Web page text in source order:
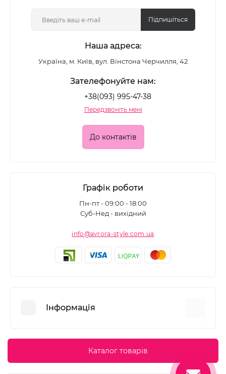
Підпишіться
Наша адреса:
Україна, м. Київ, вул. Вінстона Черчилля, 42
Зателефонуйте нам:
+38(093) 995-47-38
Передзвоніть мені
До контактів
Графік роботи
Пн-пт - 09:00 - 18:00
Суб-Нед - вихідний
info@avrora-style.com.ua
Інформація
Угода користувачаКаталог товарів